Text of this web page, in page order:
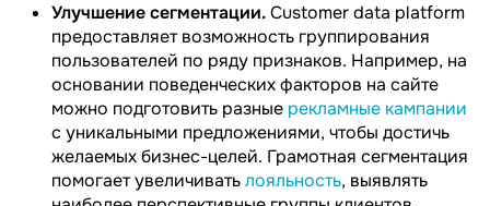
Улучшение сегментации.Customer data platform
предоставляет возможность группирования
пользователей по ряду признаков. Например, на
основании поведенческих факторов на сайте
можно подготовить разные рекламные кампании
с уникальными предложениями, чтобы достичь
желаемых бизнес-целей. Грамотная сегментация
помогает увеличиватьлояльность, выявлять